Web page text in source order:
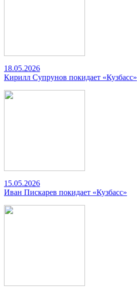
18.05.2026
Кирилл Супрунов покидает «Кузбасс»
15.05.2026
Иван Пискарев покидает «Кузбасс»